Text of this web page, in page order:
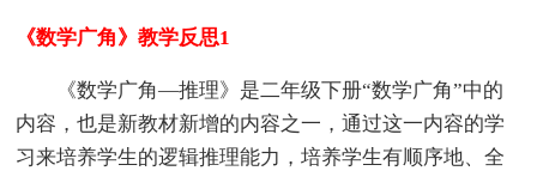
《数学广角》教学反思1
《数学广角—推理》是二年级下册“数学广角”中的
内容，也是新教材新增的内容之一，通过这一内容的学
习来培养学生的逻辑推理能力，培养学生有顺序地、全